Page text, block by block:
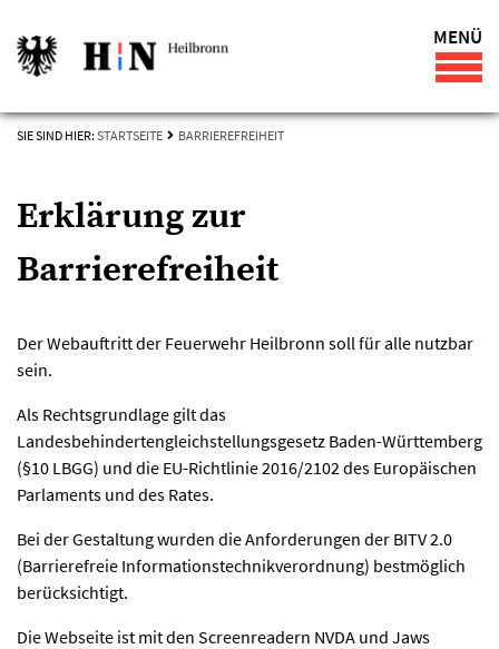
MENÜ
SIE SIND HIER: STARTSEITE BARRIEREFREIHEIT
Erklärung zur
Barrierefreiheit
Der Webauftritt der Feuerwehr Heilbronn soll für alle nutzbar
sein.
Als Rechtsgrundlage gilt das
Landesbehindertengleichstellungsgesetz Baden-Württemberg
(§10 LBGG) und die EU-Richtlinie 2016/2102 des Europäischen
Parlaments und des Rates.
Bei der Gestaltung wurden die Anforderungen der BITV 2.0
(Barrierefreie Informationstechnikverordnung) bestmöglich
berücksichtigt.
Die Webseite ist mit den Screenreadern NVDA und Jaws